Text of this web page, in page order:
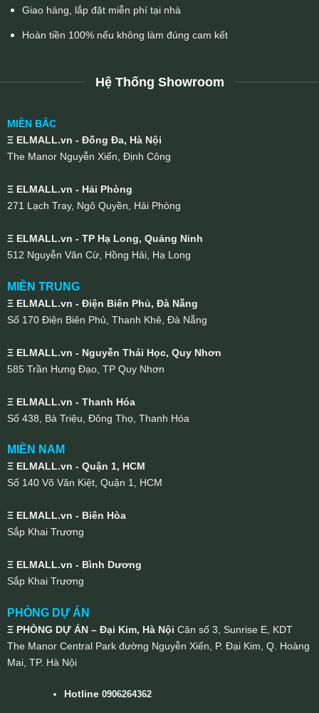
Giao hàng, lắp đặt miễn phí tại nhà
Hoàn tiền 100% nếu không làm đúng cam kết
Hệ Thống Showroom
MIỀN BẮC
Ξ ELMALL.vn - Đống Đa, Hà Nội
The Manor Nguyễn Xiển, Định Công
Ξ ELMALL.vn - Hải Phòng
271 Lạch Tray, Ngô Quyền, Hải Phòng
Ξ ELMALL.vn - TP Hạ Long, Quảng Ninh
512 Nguyễn Văn Cừ, Hồng Hải, Hạ Long
MIỀN TRUNG
Ξ ELMALL.vn - Điện Biên Phủ, Đà Nẵng
Số 170 Điện Biên Phủ, Thanh Khê, Đà Nẵng
Ξ ELMALL.vn - Nguyễn Thái Học, Quy Nhơn
585 Trần Hưng Đạo, TP Quy Nhơn
Ξ ELMALL.vn - Thanh Hóa
Số 438, Bà Triệu, Đông Thọ, Thanh Hóa
MIỀN NAM
Ξ ELMALL.vn - Quận 1, HCM
Số 140 Võ Văn Kiệt, Quận 1, HCM
Ξ ELMALL.vn - Biên Hòa
Sắp Khai Trương
Ξ ELMALL.vn - Bình Dương
Sắp Khai Trương
PHÒNG DỰ ÁN
Ξ PHÒNG DỰ ÁN – Đại Kim, Hà Nội Căn số 3, Sunrise E, KDT
The Manor Central Park đường Nguyễn Xiển, P. Đại Kim, Q. Hoàng
Mai, TP. Hà Nội
Hotline0906264362